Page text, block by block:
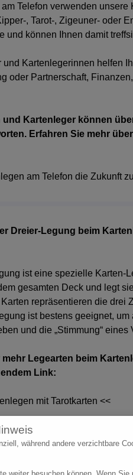
Telefon verwenden
, Tarot-, Zigeuner- oder
und können Ihnen damit
Kartenlegerinnen helfen
oder Partnerschaft,
Kartenleger können
Erfahren Sie mehr
am Telefon die Zukunft
Dreier-Legung beim
ist eine spezielle Karten-
gesamten Deck und legt
repräsentieren die drei
ist bestens geeignet, um
und die „Stimmung“ eines
Legearten beim
Link:
mit Tarotkarten <<
Seite
während andere verzichtbare